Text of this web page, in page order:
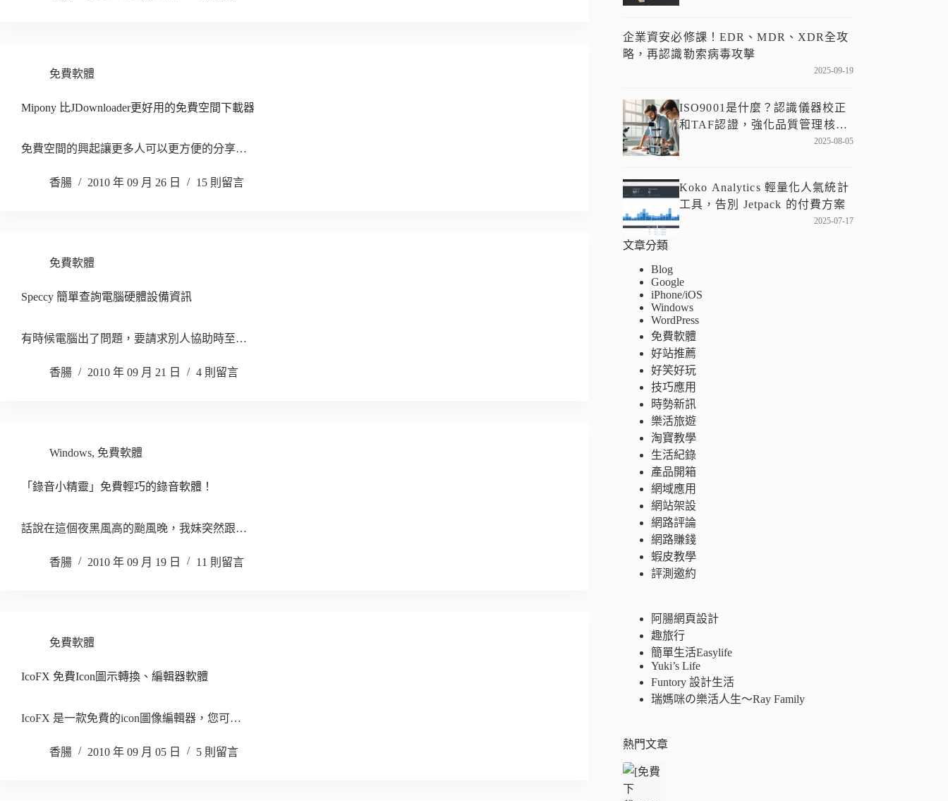
免費軟體
Mipony 比JDownloader更好用的免費空間下載器
免費空間的興起讓更多人可以更方便的分享…
香腸 2010 年 09 月 26 日 15 則留言
免費軟體
Speccy 簡單查詢電腦硬體設備資訊
有時候電腦出了問題，要請求別人協助時至…
香腸 2010 年 09 月 21 日 4 則留言
Windows, 免費軟體
「錄音小精靈」免費輕巧的錄音軟體！
話說在這個夜黑風高的颱風晚，我妹突然跟…
香腸 2010 年 09 月 19 日 11 則留言
免費軟體
IcoFX 免費Icon圖示轉換、編輯器軟體
IcoFX 是一款免費的icon圖像編輯器，您可…
香腸 2010 年 09 月 05 日 5 則留言
企業資安必修課！EDR、MDR、XDR全攻
略，再認識勒索病毒攻擊
2025-09-19
ISO9001是什麼？認識儀器校正
和TAF認證，強化品質管理核
2025-08-05
Koko Analytics 輕量化人氣統計
工具，告別 Jetpack 的付費方案
2025-07-17
文章分類
Blog
Google
iPhone/iOS
Windows
WordPress
免費軟體
好站推薦
好笑好玩
技巧應用
時勢新訊
樂活旅遊
淘寶教學
生活紀錄
產品開箱
網域應用
網站架設
網路評論
網路賺錢
蝦皮教學
評測邀約
阿腸網頁設計
趣旅行
簡單生活Easylife
Yuki’s Life
Funtory 設計生活
瑞媽咪の樂活人生～Ray Family
熱門文章